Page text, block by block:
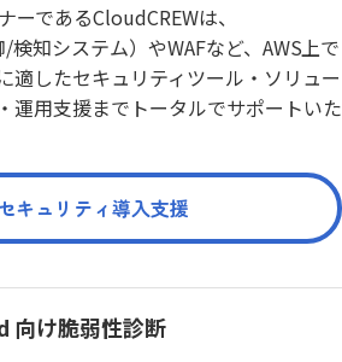
ーであるCloudCREWは、
知システム）やWAFなど、AWS上で
適したセキュリティツール・ソリュー
運用支援までトータルでサポートいた
キュリティ導入支援
向け脆弱性診断